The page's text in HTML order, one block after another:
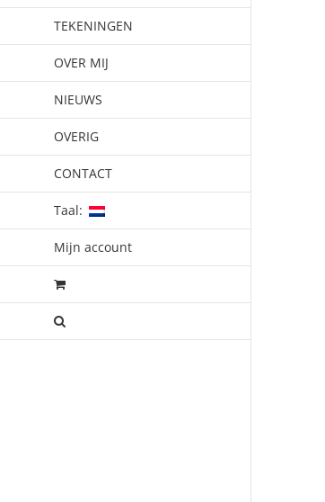
TEKENINGEN
OVER MIJ
NIEUWS
OVERIG
CONTACT
Taal:
Mijn account